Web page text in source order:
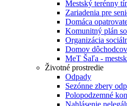
Mestský terénny
Zariadenia pre
Domáca
Komunitný plán
Organizácia
Domov
MeT Šaľa -
Životné prostredie
Odpady
Sezónne zbery
Polopodzemné